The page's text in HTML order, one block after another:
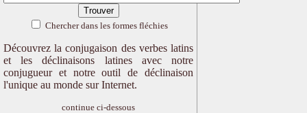
Chercher dans les formes fléchies
Découvrez la conjugaison des verbes latins
et les déclinaisons latines avec notre
conjugueur et notre outil de déclinaison
l'unique au monde sur Internet.
continue ci-dessous